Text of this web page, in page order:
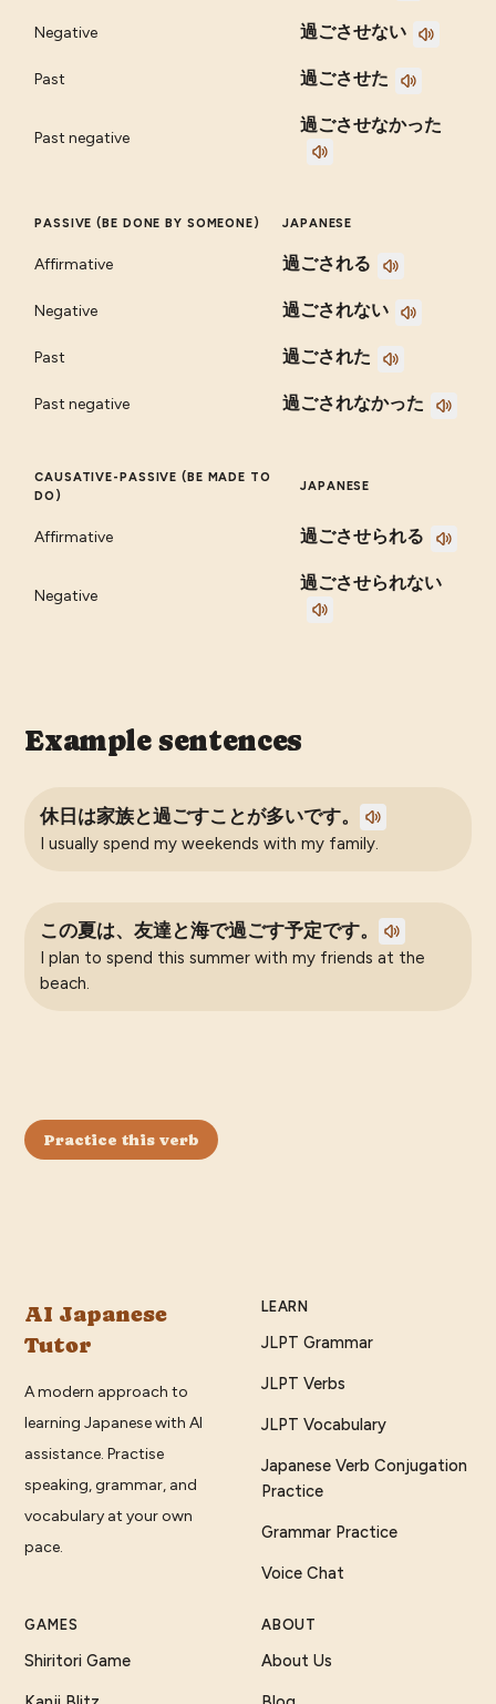
Negative 過ごさせない
Past 過ごさせた
Past negative
過ごさせなかった
PASSIVE (BE DONE BY SOMEONE) JAPANESE
Affirmative 過ごされる
Negative 過ごされない
Past 過ごされた
Past negative 過ごされなかった
CAUSATIVE-PASSIVE (BE MADE TO
DO)
JAPANESE
Affirmative 過ごさせられる
Negative
過ごさせられない
Example sentences
休日は家族と過ごすことが多いです。
I usually spend my weekends with my family.
この夏は、友達と海で過ごす予定です。
I plan to spend this summer with my friends at the
beach.
Practice this verb
AI Japanese
Tutor
A modern approach to
learning Japanese with AI
assistance. Practise
speaking, grammar, and
vocabulary at your own
pace.
LEARN
JLPT Grammar
JLPT Verbs
JLPT Vocabulary
Japanese Verb Conjugation
Practice
Grammar Practice
Voice Chat
GAMES
Shiritori Game
ABOUT
About Us